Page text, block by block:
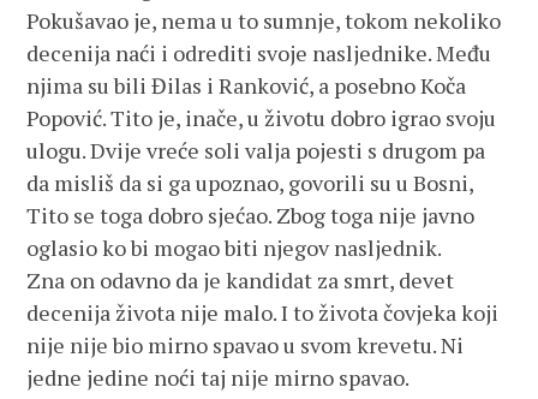
Pokušavao je, nema u to sumnje, tokom nekoliko
decenija naći i odrediti svoje nasljednike. Među
njima su bili Đilas i Ranković, a posebno Koča
Popović. Tito je, inače, u životu dobro igrao svoju
ulogu. Dvije vreće soli valja pojesti s drugom pa
da misliš da si ga upoznao, govorili su u Bosni,
Tito se toga dobro sjećao. Zbog toga nije javno
oglasio ko bi mogao biti njegov nasljednik.
Zna on odavno da je kandidat za smrt, devet
decenija života nije malo. I to života čovjeka koji
nije nije bio mirno spavao u svom krevetu. Ni
jedne jedine noći taj nije mirno spavao.